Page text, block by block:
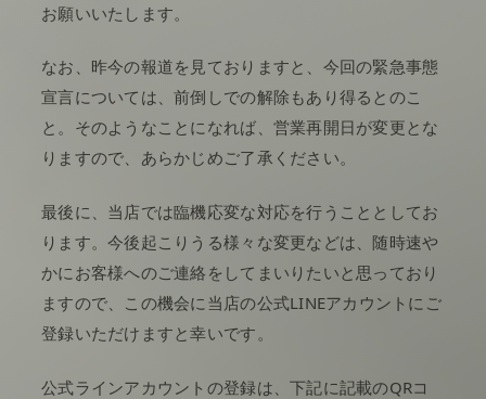
お願いいたします。
なお、昨今の報道を見ておりますと、今回の緊急事態
宣言については、前倒しでの解除もあり得るとのこ
と。そのようなことになれば、営業再開日が変更とな
りますので、あらかじめご了承ください。
最後に、当店では臨機応変な対応を行うこととしてお
ります。今後起こりうる様々な変更などは、随時速や
かにお客様へのご連絡をしてまいりたいと思っており
ますので、この機会に当店の公式LINEアカウントにご
登録いただけますと幸いです。
公式ラインアカウントの登録は、下記に記載のQRコ